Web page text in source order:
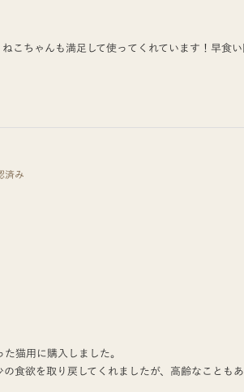
こちゃんも満足して使ってくれています！早食い
済み
猫用に購入しました。
食欲を取り戻してくれましたが、高齢なことも